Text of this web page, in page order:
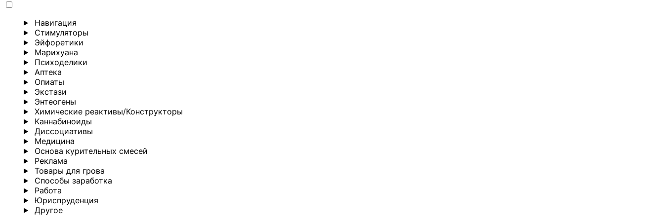
Навигация
Стимуляторы
Эйфоретики
Марихуана
Психоделики
Аптека
Опиаты
Экстази
Энтеогены
Химические реактивы/Конструкторы
Каннабиноиды
Диссоциативы
Медицина
Основа курительных смесей
Реклама
Товары для грова
Способы заработка
Работа
Юриспруденция
Другoе